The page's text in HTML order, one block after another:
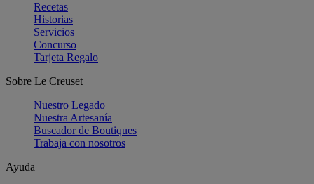
Recetas
Historias
Servicios
Concurso
Tarjeta Regalo
Sobre Le Creuset
Nuestro Legado
Nuestra Artesanía
Buscador de Boutiques
Trabaja con nosotros
Ayuda